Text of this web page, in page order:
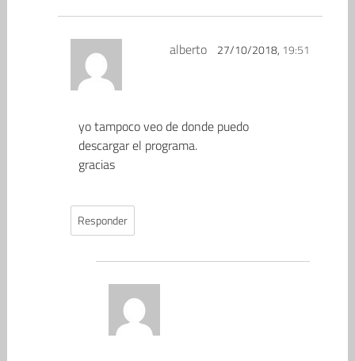
alberto 27/10/2018, 19:51
yo tampoco veo de donde puedo
descargar el programa.
gracias
Responder